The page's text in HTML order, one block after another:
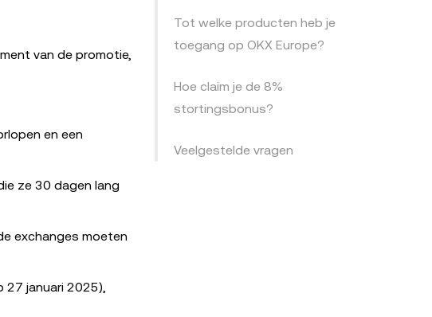
van de promotie,
en een
ze 30 dagen lang
exchanges moeten
27 januari 2025),
Tot welke producten heb je
toegang op OKX Europe?
Hoe claim je de 8%
stortingsbonus?
Veelgestelde vragen